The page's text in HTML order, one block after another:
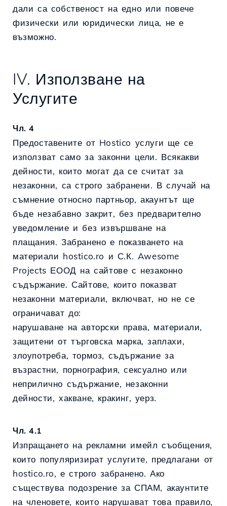
дали са собственост на едно или повече
физически или юридически лица, не е
възможно.
IV. Използване на
Услугите
Чл. 4
Предоставените от Hostico услуги ще се
използват само за законни цели. Всякакви
дейности, които могат да се считат за
незаконни, са строго забранени. В случай на
съмнение относно партньор, акаунтът ще
бъде незабавно закрит, без предварително
уведомление и без извършване на
плащания. Забранено е показването на
материали hostico.ro и С.К. Awesome
Projects ЕООД на сайтове с незаконно
съдържание. Сайтове, които показват
незаконни материали, включват, но не се
ограничават до:
нарушаване на авторски права, материали,
защитени от търговска марка, заплахи,
злоупотреба, тормоз, съдържание за
възрастни, порнография, сексуално или
неприлично съдържание, незаконни
дейности, хакване, кракинг, уерз.
Чл. 4.1
Изпращането на рекламни имейл съобщения,
които популяризират услугите, предлагани от
hostico.ro, е строго забранено. Ако
съществува подозрение за СПАМ, акаунтите
на членовете, които нарушават това правило,